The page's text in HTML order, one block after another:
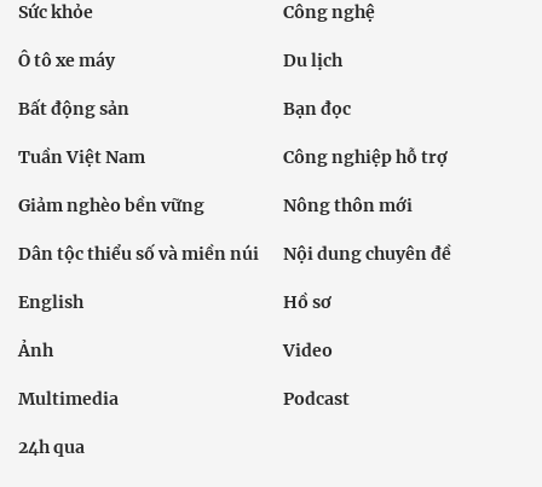
Sức khỏe Công nghệ
Ô tô xe máy Du lịch
Bất động sản Bạn đọc
Tuần Việt Nam Công nghiệp hỗ trợ
Giảm nghèo bền vững Nông thôn mới
Dân tộc thiểu số và miền núi Nội dung chuyên đề
English Hồ sơ
Ảnh Video
Multimedia Podcast
24h qua